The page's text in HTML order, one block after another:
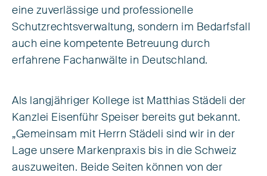
eine zuverlässige und professionelle
Schutzrechtsverwaltung, sondern im Bedarfsfall
auch eine kompetente Betreuung durch
erfahrene Fachanwälte in Deutschland.
Als langjähriger Kollege ist Matthias Städeli der
Kanzlei Eisenführ Speiser bereits gut bekannt.
„Gemeinsam mit Herrn Städeli sind wir in der
Lage unsere Markenpraxis bis in die Schweiz
auszuweiten. Beide Seiten können von der